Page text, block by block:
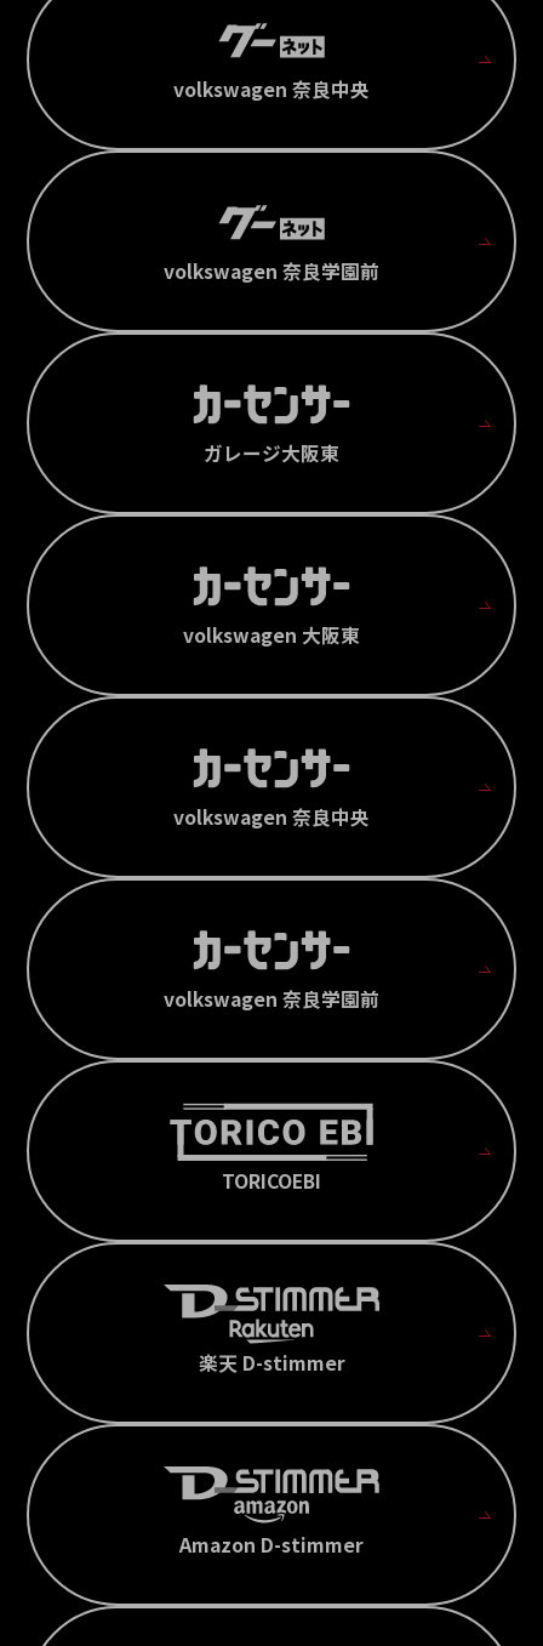
volkswagen 奈良中央
volkswagen 奈良学園前
ガレージ大阪東
volkswagen 大阪東
volkswagen 奈良中央
volkswagen 奈良学園前
TORICOEBI
楽天 D-stimmer
Amazon D-stimmer